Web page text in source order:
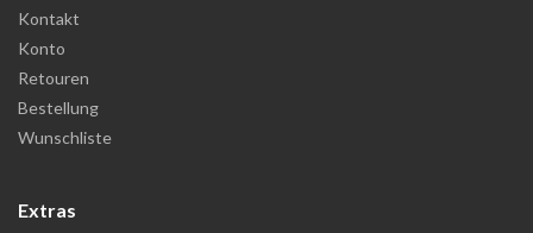
Kontakt
Konto
Retouren
Bestellung
Wunschliste
Extras